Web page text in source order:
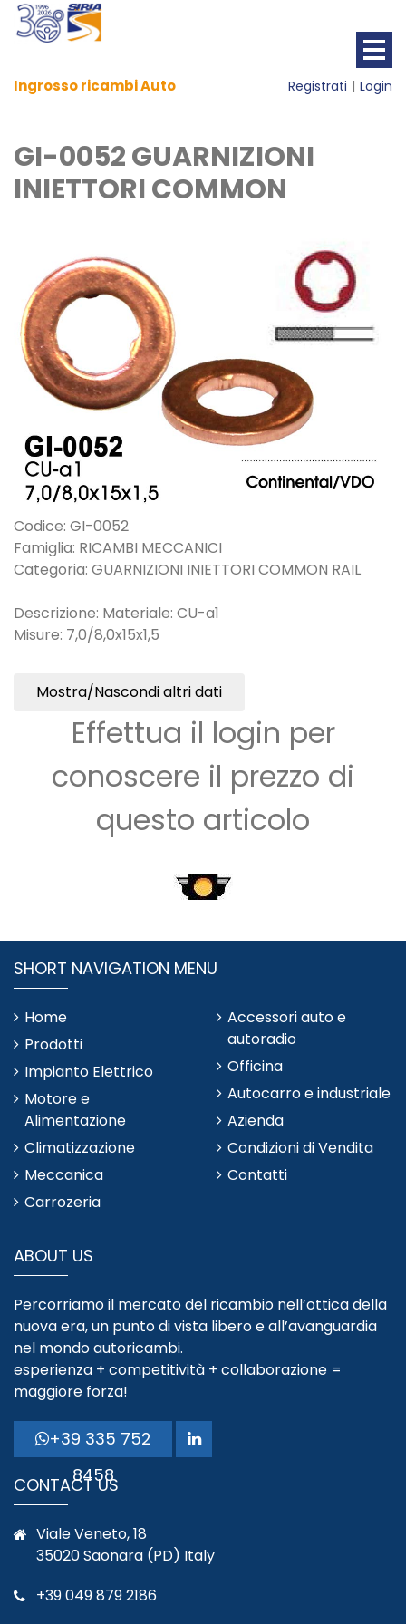
Ingrosso ricambi Auto Registrati Login
GI-0052 GUARNIZIONI
INIETTORI COMMON
Codice: GI-0052
Famiglia: RICAMBI MECCANICI
Categoria: GUARNIZIONI INIETTORI COMMON RAIL
Descrizione: Materiale: CU-a1
Misure: 7,0/8,0x15x1,5
Mostra/Nascondi altri dati
Effettua il login per
conoscere il prezzo di
questo articolo
SHORT NAVIGATION MENU
Home
Prodotti
Impianto Elettrico
Motore e
Alimentazione
Climatizzazione
Meccanica
Carrozeria
Accessori auto e
autoradio
Officina
Autocarro e industriale
Azienda
Condizioni di Vendita
Contatti
ABOUT US
Percorriamo il mercato del ricambio nell’ottica della
nuova era, un punto di vista libero e all’avanguardia
nel mondo autoricambi.
esperienza + competitività + collaborazione =
maggiore forza!
+39 335 752
8458
CONTACT US
Viale Veneto, 18
35020 Saonara (PD) Italy
+39 049 879 2186